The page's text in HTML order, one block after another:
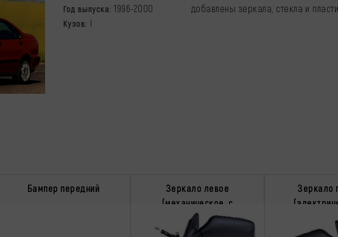
Год выпуска: 1996-2000
Кузов: I
добавлены зеркала, стекла и
Бампер передний
Зеркало левое
(механическое, с
подогревом, с тросиком)
Зеркало